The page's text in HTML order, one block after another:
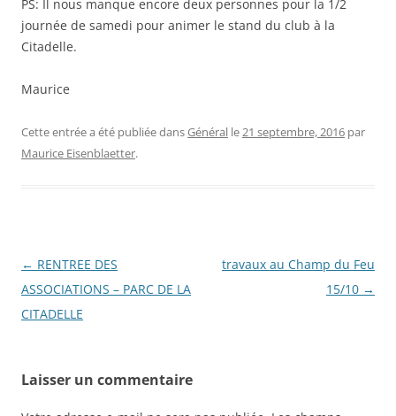
PS: Il nous manque encore deux personnes pour la 1/2
journée de samedi pour animer le stand du club à la
Citadelle.
Maurice
Cette entrée a été publiée dansGénéral le21 septembre, 2016 par
Maurice Eisenblaetter.
Navigation
des
articles
← RENTREE DES
ASSOCIATIONS – PARC DE LA
CITADELLE
travaux au Champ du Feu
15/10 →
Laisser un commentaire